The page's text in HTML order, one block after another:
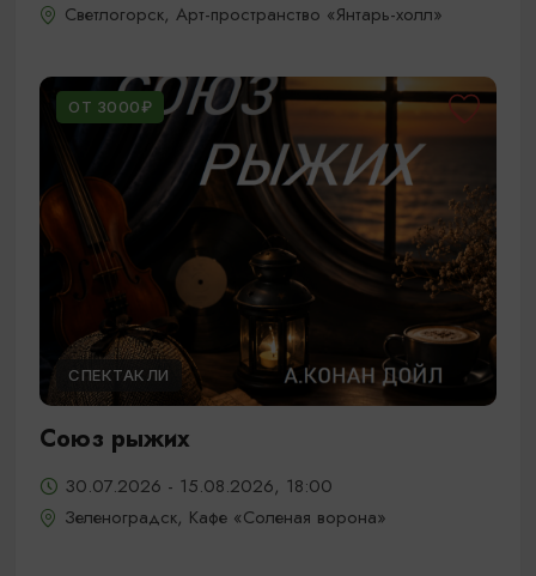
Светлогорск, Арт-пространство «Янтарь-холл»
ОТ 3000₽
СПЕКТАКЛИ
Союз рыжих
30.07.2026 - 15.08.2026, 18:00
Зеленоградск, Кафе «Соленая ворона»